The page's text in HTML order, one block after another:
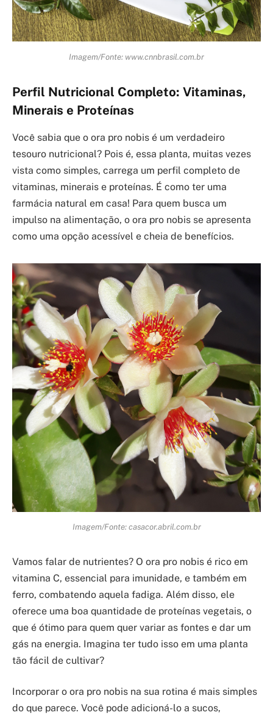
Imagem/Fonte: www.cnnbrasil.com.br
Perfil Nutricional Completo: Vitaminas,
Minerais e Proteínas
Você sabia que o ora pro nobis é um verdadeiro
tesouro nutricional? Pois é, essa planta, muitas vezes
vista como simples, carrega um perfil completo de
vitaminas, minerais e proteínas. É como ter uma
farmácia natural em casa! Para quem busca um
impulso na alimentação, o ora pro nobis se apresenta
como uma opção acessível e cheia de benefícios.
Imagem/Fonte: casacor.abril.com.br
Vamos falar de nutrientes? O ora pro nobis é rico em
vitamina C, essencial para imunidade, e também em
ferro, combatendo aquela fadiga. Além disso, ele
oferece uma boa quantidade de proteínas vegetais, o
que é ótimo para quem quer variar as fontes e dar um
gás na energia. Imagina ter tudo isso em uma planta
tão fácil de cultivar?
Incorporar o ora pro nobis na sua rotina é mais simples
do que parece. Você pode adicioná-lo a sucos,